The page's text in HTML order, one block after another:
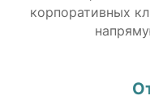
корпоративных